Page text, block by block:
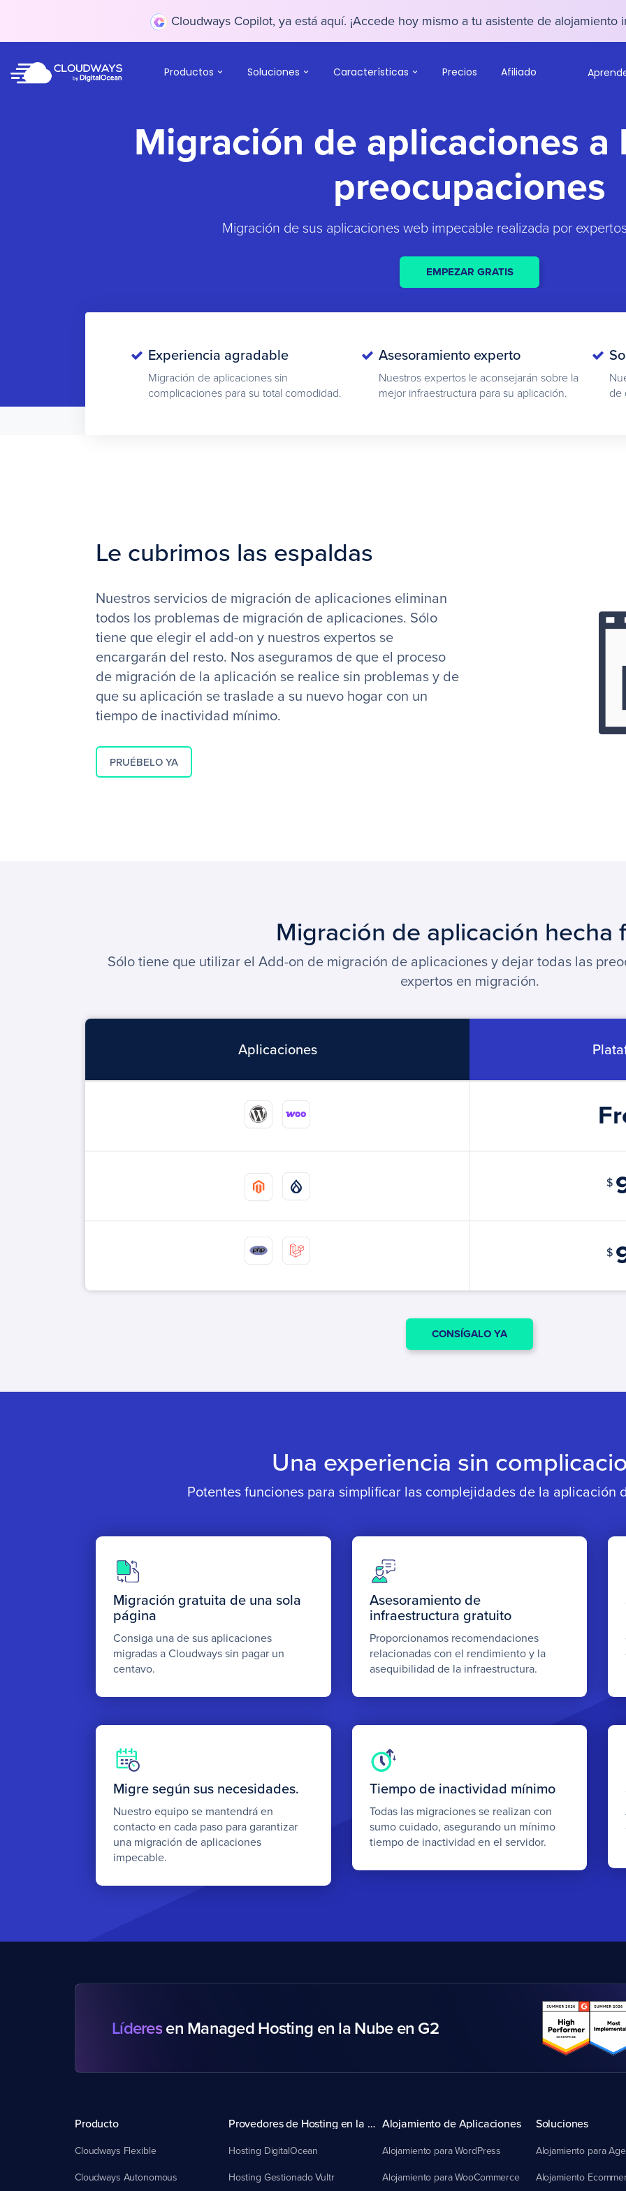
Cloudways Copilot, ya está aquí. ¡Accede hoy mismo a tu asistente de alojamiento
Productos Soluciones Características Precios Afiliado
Migración de aplicaciones a
preocupaciones
Migración de sus aplicaciones web impecable realizada por
EMPEZAR GRATIS
Experiencia agradable
Migración de aplicaciones sin
complicaciones para su total comodidad.
Asesoramiento experto
Nuestros expertos le aconsejarán sobre la
mejor infraestructura para su aplicación.
de
Le cubrimos las espaldas
Nuestros servicios de migración de aplicaciones eliminan
todos los problemas de migración de aplicaciones. Sólo
tiene que elegir el add-on y nuestros expertos se
encargarán del resto. Nos aseguramos de que el proceso
de migración de la aplicación se realice sin problemas y de
que su aplicación se traslade a su nuevo hogar con un
tiempo de inactividad mínimo.
PRUÉBELO YA
Migración de aplicación hecha
Sólo tiene que utilizar el Add-on de migración de aplicaciones y dejar todas las
expertos en migración.
Aplicaciones
$
$
CONSÍGALO YA
Una experiencia sin
Potentes funciones para simplificar las complejidades de la aplicación
Migración gratuita de una sola
página
Consiga una de sus aplicaciones
migradas a Cloudways sin pagar un
centavo.
Asesoramiento de
infraestructura gratuito
Proporcionamos recomendaciones
relacionadas con el rendimiento y la
asequibilidad de la infraestructura.
Migre según sus necesidades.
Nuestro equipo se mantendrá en
contacto en cada paso para garantizar
una migración de aplicaciones
impecable.
Tiempo de inactividad mínimo
Todas las migraciones se realizan con
sumo cuidado, asegurando un mínimo
tiempo de inactividad en el servidor.
Líderesen Managed Hosting en la Nube en G2
Producto
Cloudways Flexible
Cloudways Autonomous
Provedores de Hosting en la Nube
Hosting DigitalOcean
Hosting Gestionado Vultr
Alojamiento de Aplicaciones
Alojamiento para WordPress
Alojamiento para WooCommerce
Soluciones
Alojamiento para
Alojamiento